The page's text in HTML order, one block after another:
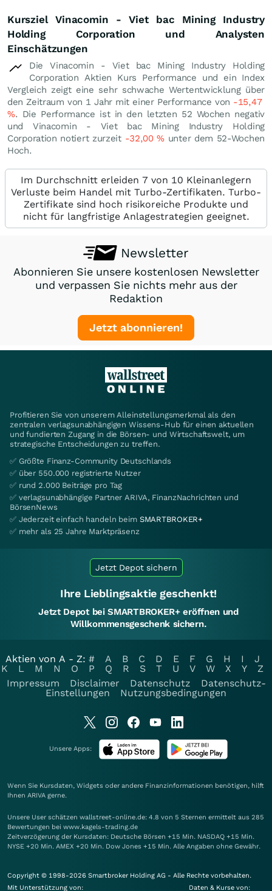
Kursziel Vinacomin - Viet bac Mining Industry
Holding Corporation und Analysten
Einschätzungen
Die Vinacomin - Viet bac Mining Industry Holding
Corporation Aktien Kurs Performance und ein Index
Vergleich zeigt eine sehr schwache Wertentwicklung über
den Zeitraum von 1 Jahr mit einer Performance von -15,47
%. Die Performance ist in den letzten 52 Wochen negativ
und Vinacomin - Viet bac Mining Industry Holding
Corporation notiert zurzeit -32,00% unter dem 52-Wochen
Hoch.
Im Durchschnitt erleiden 7 von 10 Kleinanlegern
Verluste beim Handel mit Turbo-Zertifikaten. Turbo-
Zertifikate sind hoch risikoreiche Produkte und
nicht für langfristige Anlagestrategien geeignet.
Newsletter
Abonnieren Sie unsere kostenlosen Newsletter
und verpassen Sie nichts mehr aus der
Redaktion
Jetzt abonnieren!
Profitieren Sie von unserem Alleinstellungsmerkmal als den
zentralen verlagsunabhängigen Wissens-Hub für einen aktuellen
und fundierten Zugang in die Börsen- und Wirtschaftswelt, um
strategische Entscheidungen zu treffen.
✅ Größte Finanz-Community Deutschlands
✅ über 550.000 registrierte Nutzer
✅ rund 2.000 Beiträge pro Tag
✅ verlagsunabhängige Partner ARIVA, FinanzNachrichten und
BörsenNews
✅ Jederzeit einfach handeln beim SMARTBROKER+
✅ mehr als 25 Jahre Marktpräsenz
Jetzt Depot sichern
Ihre Lieblingsaktie geschenkt!
Jetzt Depot bei SMARTBROKER+ eröffnen und
Willkommensgeschenk sichern.
Aktien von A - Z: # A B C D E F G H I
J
K
L M N O P Q R S T U V W X Y
Z
Impressum
Disclaimer Datenschutz
Datenschutz-
Einstellungen
Nutzungsbedingungen
Unsere Apps:
Wenn Sie Kursdaten, Widgets oder andere Finanzinformationen benötigen, hilft
Ihnen ARIVA gerne.
Unsere User schätzen wallstreet-online.de: 4.8 von 5 Sternen ermittelt aus 285
Bewertungen bei www.kagels-trading.de
Zeitverzögerung der Kursdaten: Deutsche Börsen +15 Min. NASDAQ +15 Min.
NYSE +20 Min. AMEX +20 Min. Dow Jones +15 Min. Alle Angaben ohne Gewähr.
Copyright © 1998-2026 Smartbroker Holding AG - Alle Rechte vorbehalten.
Mit Unterstützung von:
Daten & Kurse von: